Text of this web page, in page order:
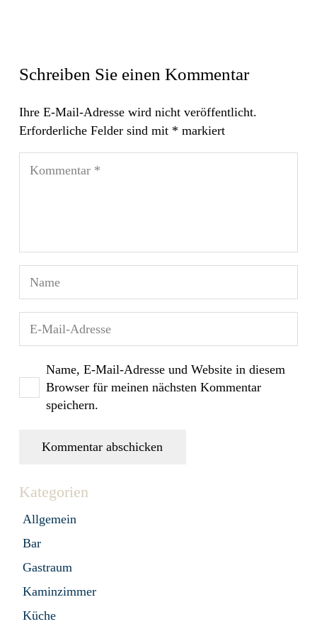
Schreiben Sie einen Kommentar
Ihre E-Mail-Adresse wird nicht veröffentlicht.
Erforderliche Felder sind mit * markiert
Name, E-Mail-Adresse und Website in diesem
Browser für meinen nächsten Kommentar
speichern.
Kommentar abschicken
Kategorien
Allgemein
Bar
Gastraum
Kaminzimmer
Küche